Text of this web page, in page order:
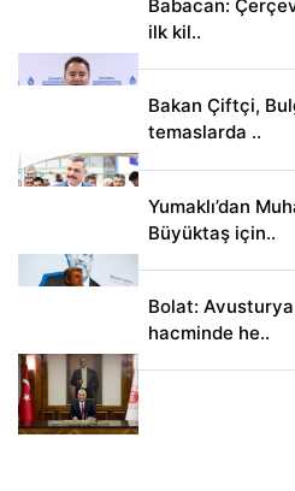
Babacan:
ilk kil..
Bakan Çiftçi,
temaslarda ..
Yumaklı’dan
Büyüktaş için..
Bolat:
hacminde he..